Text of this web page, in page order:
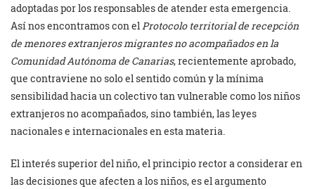
adoptadas por los responsables de atender esta emergencia.
Así nos encontramos con elProtocolo territorial de recepción
de menores extranjeros migrantes no acompañados en la
Comunidad Autónoma de Canarias, recientemente aprobado,
que contraviene no solo el sentido común y la mínima
sensibilidad hacia un colectivo tan vulnerable como los niños
extranjeros no acompañados, sino también, las leyes
nacionales e internacionales en esta materia.
El interés superior del niño, el principio rector a considerar en
las decisiones que afecten a los niños, es el argumento